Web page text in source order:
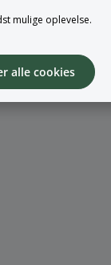
mulige oplevelse.
alle cookies